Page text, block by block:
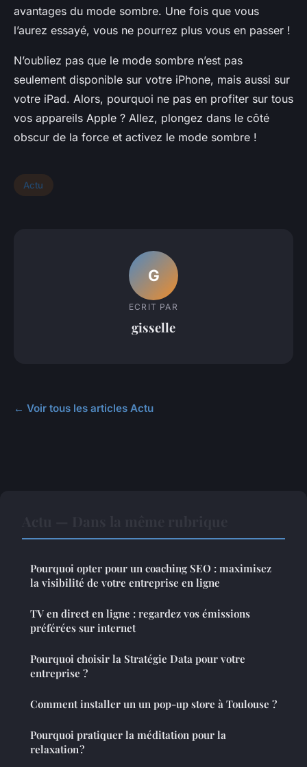
avantages du mode sombre. Une fois que vous
l’aurez essayé, vous ne pourrez plus vous en passer !
N’oubliez pas que le mode sombre n’est pas
seulement disponible sur votre iPhone, mais aussi sur
votre iPad. Alors, pourquoi ne pas en profiter sur tous
vos appareils Apple ? Allez, plongez dans le côté
obscur de la force et activez le mode sombre !
Actu
G
ECRIT PAR
gisselle
← Voir tous les articles Actu
Pourquoi opter pour un coaching SEO : maximisez
la visibilité de votre entreprise en ligne
TV en direct en ligne : regardez vos émissions
préférées sur internet
Pourquoi choisir la Stratégie Data pour votre
entreprise ?
Comment installer un un pop-up store à Toulouse ?
Pourquoi pratiquer la méditation pour la
relaxation ?